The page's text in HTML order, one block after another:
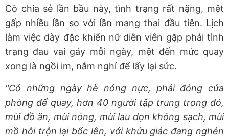
Cô chia sẻ lần bầu này, tình trạng rất nặng, mệt
gấp nhiều lần so với lần mang thai đầu tiên. Lịch
làm việc dày đặc khiến nữ diễn viên gặp phải tình
trạng đau vai gáy mỗi ngày, mệt đến mức quay
xong là ngồi im, nằm nghỉ để lấy lại sức.
"Có những ngày hè nóng nực, phải đóng cửa
phòng để quay, hơn 40 người tập trung trong đó,
mùi đồ ăn, mùi nóng, mùi lau dọn không sạch, mùi
mồ hôi trộn lại bốc lên, với khứu giác đang nghén